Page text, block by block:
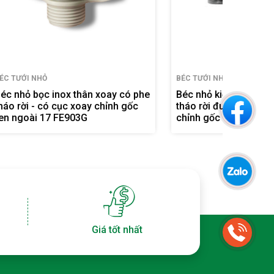
phe
gốc
Béc nhỏ kiểu Úc thân xoay có phe
tháo rời đuôi 6 ly- có cục xoay
chỉnh gốc có gờ FE-909ZG
Béc
gờ - có
909ZG
Giá tốt nhất